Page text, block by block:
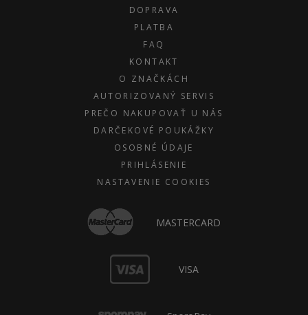
DOPRAVA
PLATBA
FAQ
KONTAKT
O ZNAČKÁCH
AUTORIZOVANÝ SERVIS
PREČO NAKUPOVAŤ U NÁS
DARČEKOVÉ POUKÁŽKY
OSOBNÉ ÚDAJE
PRIHLÁSENIE
NASTAVENIE COOKIES
MASTERCARD
VISA